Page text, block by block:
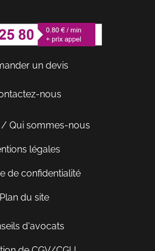
un devis
nous
Qui sommes-nous
légales
de confidentialité
Plan du site
d'avocats